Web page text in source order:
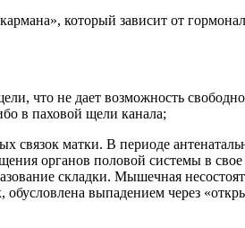
который зависит от
что не дает возможность
в паховой щели канала;
матки. В периоде
органов половой системы в
складки. Мышечная
выпадением через